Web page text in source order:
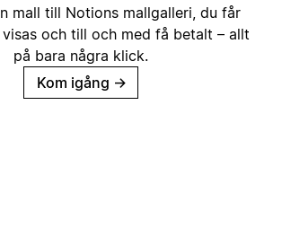
mall till Notions mallgalleri, du får
och till och med få betalt – allt
på bara några klick.
Kom igång →